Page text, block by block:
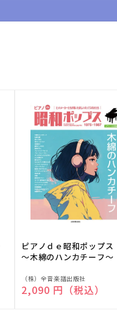
ピアノｄｅ昭和ポップス
～木綿のハンカチーフ～
販
売
（株）全音楽譜出版社
通常価格
2,090 円（税込）